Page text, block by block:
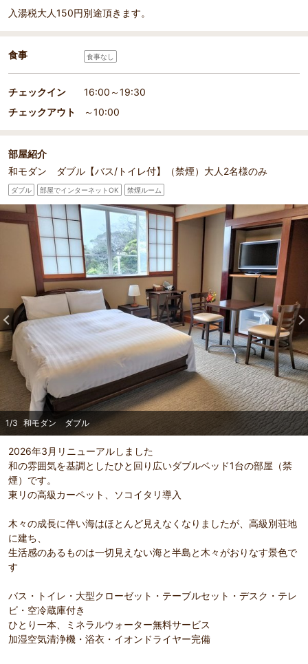
入湯税大人150円別途頂きます。
食事 食事なし
チェックイン
16:00～19:30
チェックアウト
～10:00
部屋紹介
和モダン ダブル【バス/トイレ付】（禁煙）大人2名様のみ
ダブル 部屋でインターネットOK 禁煙ルーム
1/3 和モダン ダブル
2026年3月リニューアルしました
和の雰囲気を基調としたひと回り広いダブルベッド1台の部屋（禁
煙）です。
東リの高級カーペット、ソコイタリ導入
木々の成長に伴い海はほとんど見えなくなりましたが、高級別荘地
に建ち、
生活感のあるものは一切見えない海と半島と木々がおりなす景色で
す
バス・トイレ・大型クローゼット・テーブルセット・デスク・テレ
ビ・空冷蔵庫付き
ひとり一本、ミネラルウォーター無料サービス
加湿空気清浄機・浴衣・イオンドライヤー完備